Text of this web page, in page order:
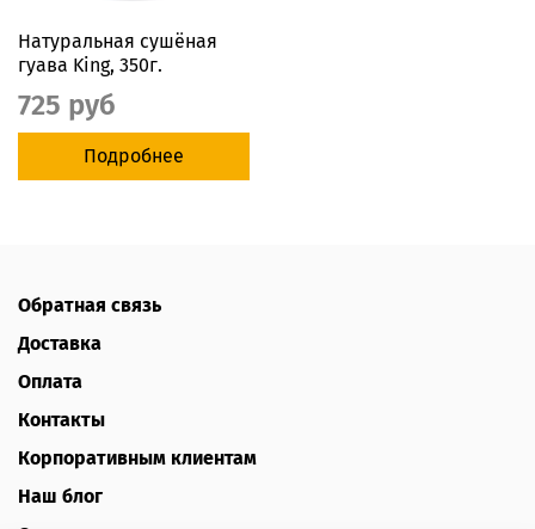
Натуральная сушёная
гуава King, 350г.
725 руб
Подробнее
Обратная связь
Доставка
Оплата
Контакты
Корпоративным клиентам
Наш блог